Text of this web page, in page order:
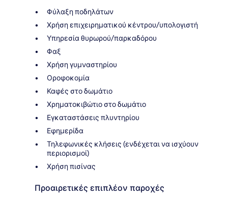
Φύλαξη ποδηλάτων
Χρήση επιχειρηματικού κέντρου/υπολογιστή
Υπηρεσία θυρωρού/παρκαδόρου
Φαξ
Χρήση γυμναστηρίου
Οροφοκομία
Καφές στο δωμάτιο
Χρηματοκιβώτιο στο δωμάτιο
Εγκαταστάσεις πλυντηρίου
Εφημερίδα
Τηλεφωνικές κλήσεις (ενδέχεται να ισχύουν
περιορισμοί)
Χρήση πισίνας
Προαιρετικές επιπλέον παροχές